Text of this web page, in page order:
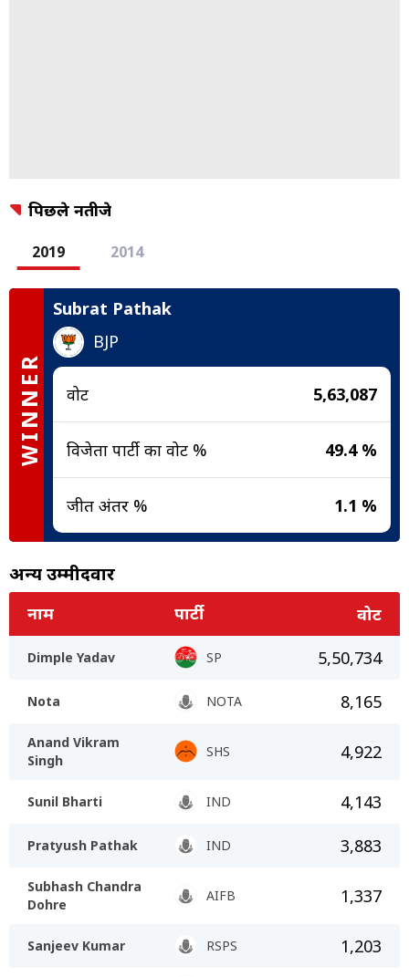
पिछले नतीजे
2019 2014
WINNER
Subrat Pathak
BJP
वोट 5,63,087
विजेता पार्टी का वोट % 49.4 %
जीत अंतर % 1.1 %
अन्य उम्मीदवार
नाम पार्टी वोट
Dimple Yadav SP 5,50,734
Nota NOTA 8,165
Anand Vikram
Singh
SHS 4,922
Sunil Bharti IND 4,143
Pratyush Pathak IND 3,883
Subhash Chandra
Dohre
AIFB 1,337
Sanjeev Kumar RSPS 1,203